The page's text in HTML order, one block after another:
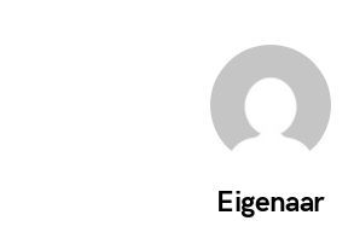
Eigenaar